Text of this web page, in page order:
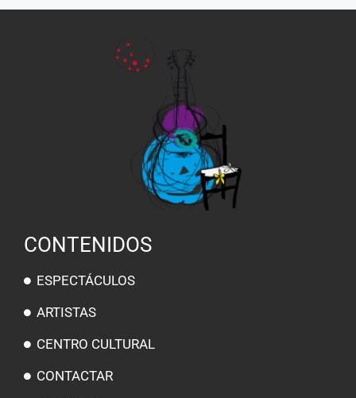
CONTENIDOS
ESPECTÁCULOS
ARTISTAS
CENTRO CULTURAL
CONTACTAR